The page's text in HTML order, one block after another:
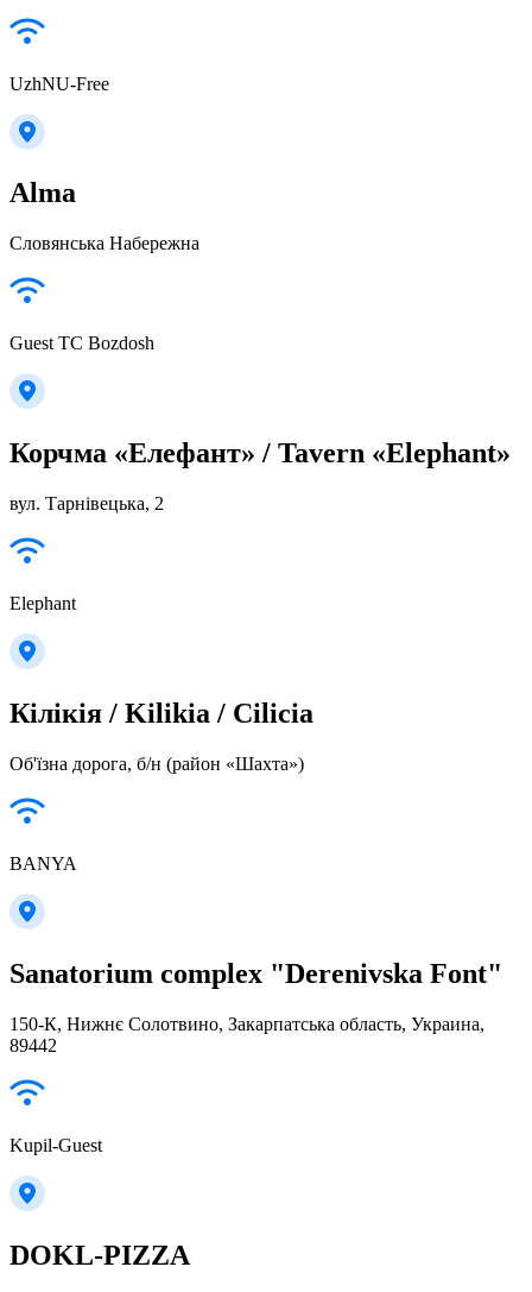
UzhNU-Free
Alma
Словянська Набережна
Guest TC Bozdosh
Корчма «Елефант» / Tavern «Elephant»
вул. Тарнівецька, 2
Elephant
Кілікія / Kilikia / Cilicia
Об'їзна дорога, б/н (район «Шахта»)
BANYA
Sanatorium complex "Derenivska Font"
150-К, Нижнє Солотвино, Закарпатська область, Украина,
89442
Kupil-Guest
DOKL-PIZZA